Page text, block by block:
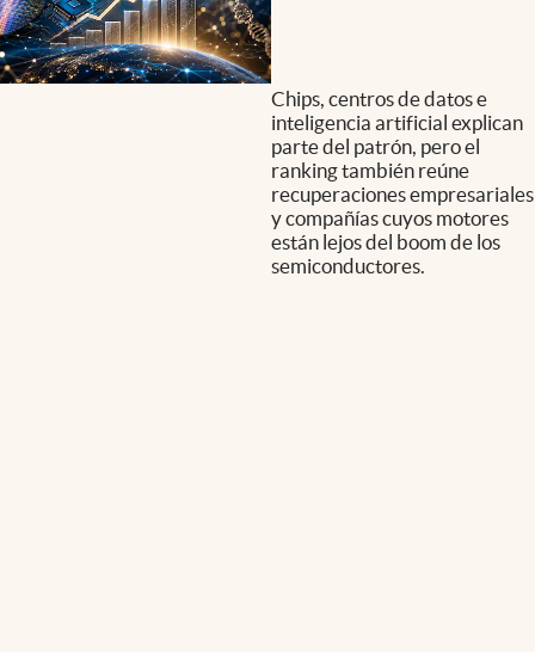
Chips, centros de datos e
inteligencia artificial explican
parte del patrón, pero el
ranking también reúne
recuperaciones empresariales
y compañías cuyos motores
están lejos del boom de los
semiconductores.